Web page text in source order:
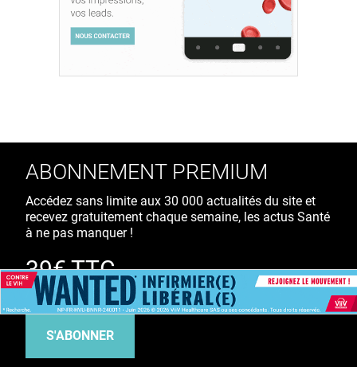
ABONNEMENT PREMIUM
Accédez sans limite aux 30 000 actualités du site et
recevez gratuitement chaque semaine, les actus Santé
à ne pas manquer !
39€ TTC
/ an
S'ABONNER